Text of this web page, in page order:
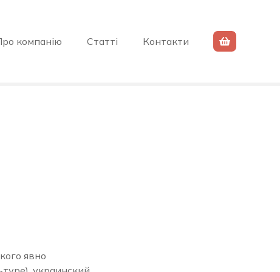
компанію Статті Контакти
явно